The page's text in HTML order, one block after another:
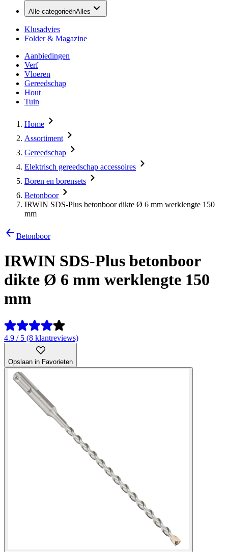
Alle categorieënAlles
Klusadvies
Folder & Magazine
Aanbiedingen
Verf
Vloeren
Gereedschap
Hout
Tuin
Home
Assortiment
Gereedschap
Elektrisch gereedschap accessoires
Boren en borensets
Betonboor
IRWIN SDS-Plus betonboor dikte Ø 6 mm werklengte 150
mm
Betonboor
IRWIN SDS-Plus betonboor
dikte Ø 6 mm werklengte 150
mm
4.9 / 5 (8 klantreviews)
Opslaan in Favorieten